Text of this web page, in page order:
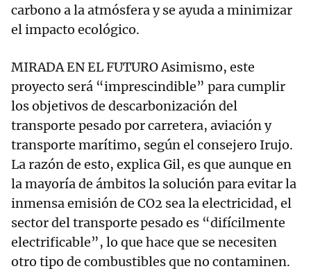
carbono a la atmósfera y se ayuda a minimizar
el impacto ecológico.
MIRADA EN EL FUTURO Asimismo, este
proyecto será “imprescindible” para cumplir
los objetivos de descarbonización del
transporte pesado por carretera, aviación y
transporte marítimo, según el consejero Irujo.
La razón de esto, explica Gil, es que aunque en
la mayoría de ámbitos la solución para evitar la
inmensa emisión de CO2 sea la electricidad, el
sector del transporte pesado es “difícilmente
electrificable”, lo que hace que se necesiten
otro tipo de combustibles que no contaminen.